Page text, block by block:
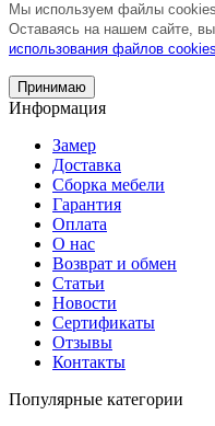
Мы используем файлы
Оставаясь на нашем сайте,
использования файлов cookies
Принимаю
Информация
Замер
Доставка
Сборка мебели
Гарантия
Оплата
О нас
Возврат и обмен
Статьи
Новости
Сертификаты
Отзывы
Контакты
Популярные категории